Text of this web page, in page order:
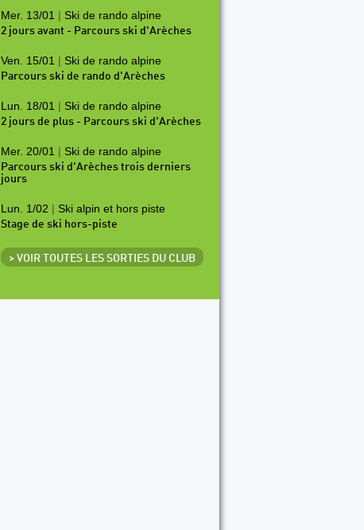
Mer. 13/01 | Ski de rando alpine
2 jours avant - Parcours ski d'Arèches
Ven. 15/01 | Ski de rando alpine
Parcours ski de rando d'Arèches
Lun. 18/01 | Ski de rando alpine
2 jours de plus - Parcours ski d'Arèches
Mer. 20/01 | Ski de rando alpine
Parcours ski d'Arèches trois derniers
jours
Lun. 1/02 | Ski alpin et hors piste
Stage de ski hors-piste
> VOIR TOUTES LES SORTIES DU CLUB